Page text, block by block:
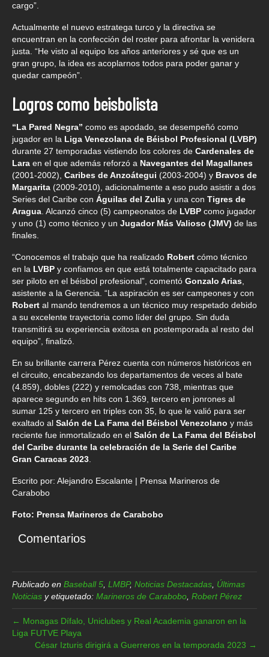
cargo”.
Actualmente el nuevo estratega turco y la directiva se
encuentran en la confección del roster para afrontar la venidera
justa. “He visto al equipo los años anteriores y sé que es un
gran grupo, la idea es acoplarnos todos para poder ganar y
quedar campeón”.
Logros como beisbolista
“La Pared Negra” como es apodado, se desempeñó como
jugador en la Liga Venezolana de Béisbol Profesional (LVBP)
durante 27 temporadas vistiendo los colores de Cardenales de
Lara en el que además reforzó a Navegantes del Magallanes
(2001-2002), Caribes de Anzoátegui (2003-2004) y Bravos de
Margarita (2009-2010), adicionalmente a eso pudo asistir a dos
Series del Caribe con Águilas del Zulia y una con Tigres de
Aragua. Alcanzó cinco (5) campeonatos de LVBP como jugador
y uno (1) como técnico y un Jugador Más Valioso (JMV) de las
finales.
“Conocemos el trabajo que ha realizado Robert cómo técnico
en la LVBP y confiamos en que está totalmente capacitado para
ser piloto en el béisbol profesional”, comentó Gonzalo Arias,
asistente a la Gerencia. “La aspiración es ser campeones y con
Robert al mando tendremos a un técnico muy respetado debido
a su excelente trayectoria como líder del grupo. Sin duda
transmitirá su experiencia exitosa en postemporada al resto del
equipo”, finalizó.
En su brillante carrera Pérez cuenta con números históricos en
el circuito, encabezando los departamentos de veces al bate
(4.859), dobles (222) y remolcadas con 738, mientras que
aparece segundo en hits con 1.369, tercero en jonrones al
sumar 125 y tercero en triples con 35, lo que le valió para ser
exaltado al Salón de La Fama del Béisbol Venezolano y más
reciente fue inmortalizado en el Salón de La Fama del Béisbol
del Caribe durante la celebración de la Serie del Caribe
Gran Caracas 2023.
Escrito por: Alejandro Escalante | Prensa Marineros de
Carabobo
Foto: Prensa Marineros de Carabobo
Comentarios
Publicado en Baseball 5, LMBP, Noticias Destacadas, Últimas
Noticias y etiquetado: Marineros de Carabobo, Robert Pérez
← Monagas Dífalo, Uniclubes y Real Academia ganaron en la
Liga FUTVE Playa
César Izturis dirigirá a Guerreros en la temporada 2023 →